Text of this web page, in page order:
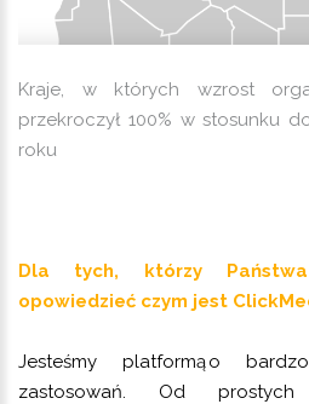
Kraje, w których wzrost
przekroczył 100% w stosunku
roku
Dla tych, którzy
opowiedzieć czym jest
Jesteśmy platformą o
zastosowań. Od